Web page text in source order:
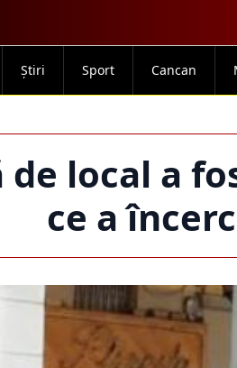
Știri Sport Cancan
local a
ce a